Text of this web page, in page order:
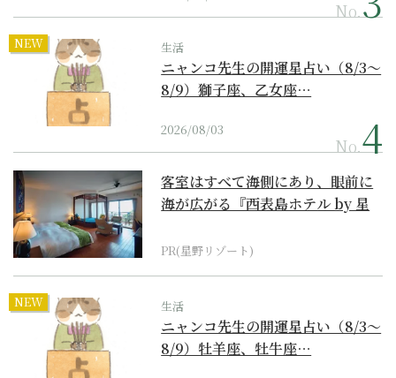
No.
NEW 生活
ニャンコ先生の開運星占い（8/3～
8/9）獅子座、乙女座…
2026/08/03
No.
客室はすべて海側にあり、眼前に
海が広がる『西表島ホテル by 星
PR(星野リゾート)
NEW 生活
ニャンコ先生の開運星占い（8/3～
8/9）牡羊座、牡牛座…